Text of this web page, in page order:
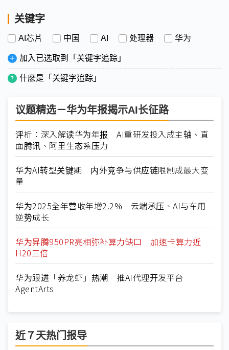
关键字
AI芯片 中国 AI 处理器 华为
加入已选取到「关键字追踪」
什麽是「关键字追踪」
议题精选－华为年报揭示AI长征路
评析：深入解读华为年报 AI重研发投入成主轴、直
面腾讯、阿里生态系压力
华为AI转型关键期 内外竞争与供应链限制成最大变
量
华为2025全年营收年增2.2% 云端承压、AI与车用
逆势成长
华为昇腾950PR亮相弥补算力缺口 加速卡算力近
H20三倍
华为跟进「养龙虾」热潮 推AI代理开发平台
AgentArts
近７天热门报导